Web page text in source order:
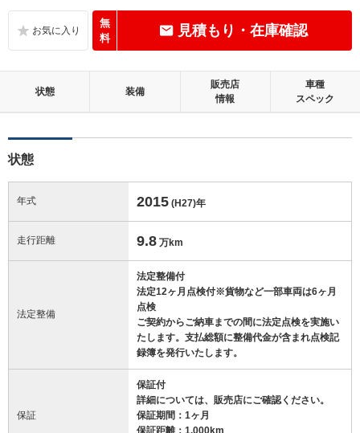
無
料
見積もり・在庫確認
状態 装備
販売店
情報
車種
スペック
状態
年式 2015 (H27)年
走行距離 9.8 万km
法定整備
法定整備付
法定12ヶ月点検付※貨物など一部車両は6ヶ月
点検
ご契約からご納車までの間に法定点検を実施い
たします。支払総額に整備代金が含まれ点検記
録簿を発行いたします。
保証
保証付
詳細については、販売店にご確認ください。
保証期間：1ヶ月
保証距離：1,000km